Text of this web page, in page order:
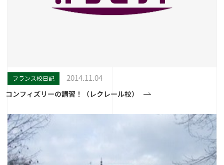
フランス校日記 2014.11.04
コンフィズリーの講習！（レクレール校）